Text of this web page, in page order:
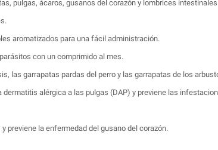
pulgas, ácaros, gusanos del corazón y lombrices intestinales.
aromatizados para una fácil administración.
con un comprimido al mes.
las garrapatas pardas del perro y las garrapatas de los
alérgica a las pulgas (DAP) y previene las
previene la enfermedad del gusano del corazón.